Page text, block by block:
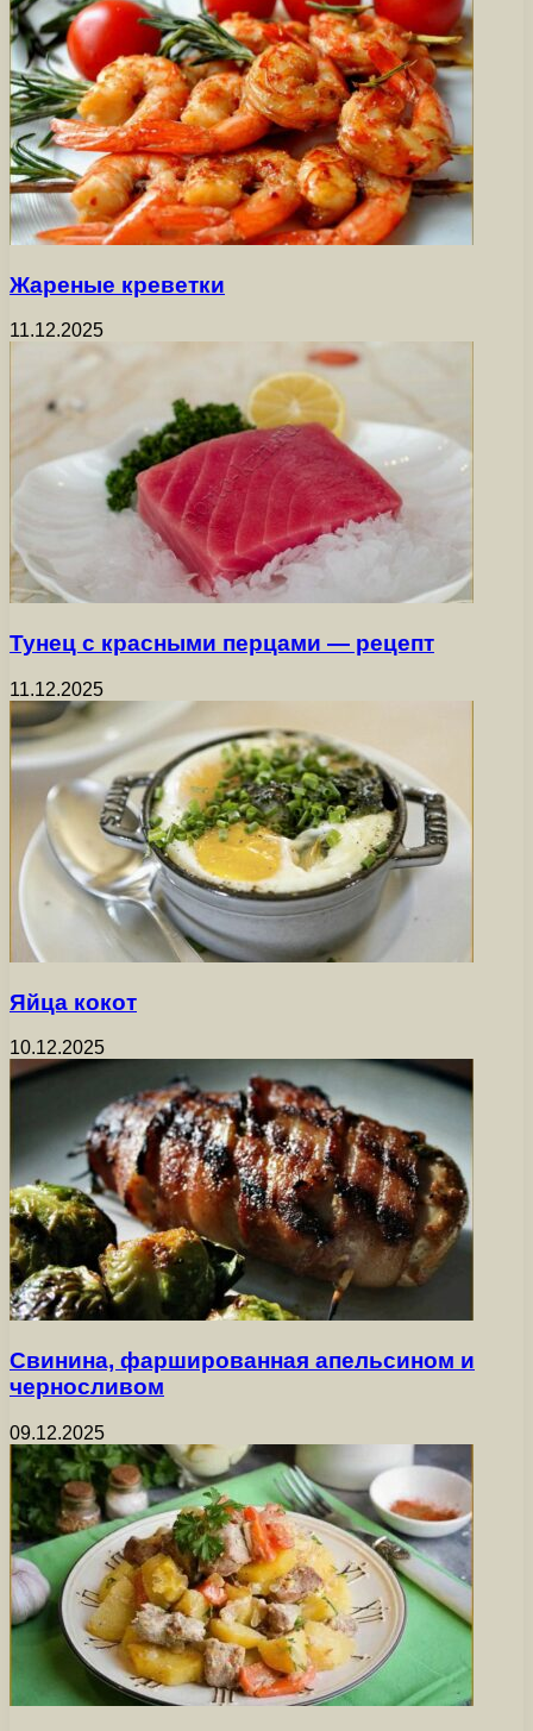
Жареные креветки
11.12.2025
Тунец с красными перцами — рецепт
11.12.2025
Яйца кокот
10.12.2025
Свинина, фаршированная апельсином и
черносливом
09.12.2025